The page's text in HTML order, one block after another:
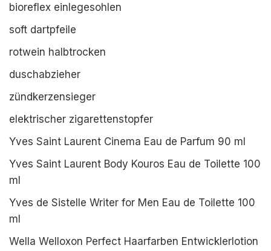
bioreflex einlegesohlen
soft dartpfeile
rotwein halbtrocken
duschabzieher
zündkerzensieger
elektrischer zigarettenstopfer
Yves Saint Laurent Cinema Eau de Parfum 90 ml
Yves Saint Laurent Body Kouros Eau de Toilette 100
ml
Yves de Sistelle Writer for Men Eau de Toilette 100
ml
Wella Welloxon Perfect Haarfarben Entwicklerlotion